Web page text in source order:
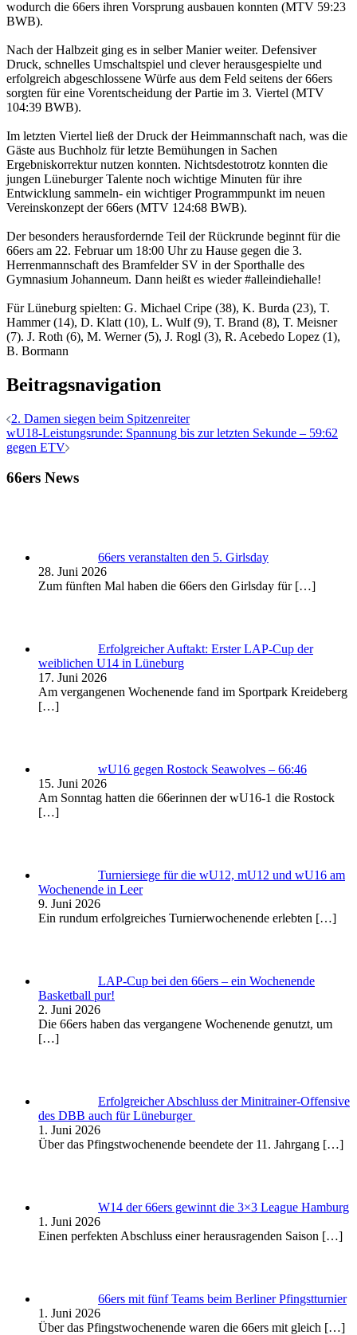
wodurch die 66ers ihren Vorsprung ausbauen konnten (MTV 59:23
BWB).
Nach der Halbzeit ging es in selber Manier weiter. Defensiver
Druck, schnelles Umschaltspiel und clever herausgespielte und
erfolgreich abgeschlossene Würfe aus dem Feld seitens der 66ers
sorgten für eine Vorentscheidung der Partie im 3. Viertel (MTV
104:39 BWB).
Im letzten Viertel ließ der Druck der Heimmannschaft nach, was die
Gäste aus Buchholz für letzte Bemühungen in Sachen
Ergebniskorrektur nutzen konnten. Nichtsdestotrotz konnten die
jungen Lüneburger Talente noch wichtige Minuten für ihre
Entwicklung sammeln- ein wichtiger Programmpunkt im neuen
Vereinskonzept der 66ers (MTV 124:68 BWB).
Der besonders herausfordernde Teil der Rückrunde beginnt für die
66ers am 22. Februar um 18:00 Uhr zu Hause gegen die 3.
Herrenmannschaft des Bramfelder SV in der Sporthalle des
Gymnasium Johanneum. Dann heißt es wieder #alleindiehalle!
Für Lüneburg spielten: G. Michael Cripe (38), K. Burda (23), T.
Hammer (14), D. Klatt (10), L. Wulf (9), T. Brand (8), T. Meisner
(7). J. Roth (6), M. Werner (5), J. Rogl (3), R. Acebedo Lopez (1),
B. Bormann
Beitragsnavigation
2. Damen siegen beim Spitzenreiter
wU18-Leistungsrunde: Spannung bis zur letzten Sekunde – 59:62
gegen ETV
66ers News
66ers veranstalten den 5. Girlsday
28. Juni 2026
Zum fünften Mal haben die 66ers den Girlsday für […]
Erfolgreicher Auftakt: Erster LAP-Cup der
weiblichen U14 in Lüneburg
17. Juni 2026
Am vergangenen Wochenende fand im Sportpark Kreideberg
[…]
wU16 gegen Rostock Seawolves – 66:46
15. Juni 2026
Am Sonntag hatten die 66erinnen der wU16-1 die Rostock
[…]
Turniersiege für die wU12, mU12 und wU16 am
Wochenende in Leer
9. Juni 2026
Ein rundum erfolgreiches Turnierwochenende erlebten […]
LAP-Cup bei den 66ers – ein Wochenende
Basketball pur!
2. Juni 2026
Die 66ers haben das vergangene Wochenende genutzt, um
[…]
Erfolgreicher Abschluss der Minitrainer-Offensive
des DBB auch für Lüneburger
1. Juni 2026
Über das Pfingstwochenende beendete der 11. Jahrgang […]
W14 der 66ers gewinnt die 3×3 League Hamburg
1. Juni 2026
Einen perfekten Abschluss einer herausragenden Saison […]
66ers mit fünf Teams beim Berliner Pfingstturnier
1. Juni 2026
Über das Pfingstwochenende waren die 66ers mit gleich […]